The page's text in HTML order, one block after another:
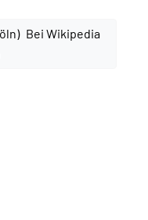
Bei Wikipedia